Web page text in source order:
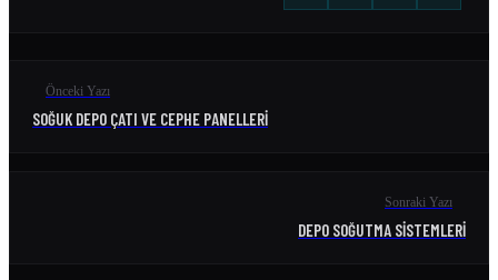
Önceki Yazı
SOĞUK DEPO ÇATI VE CEPHE PANELLERI
Sonraki Yazı
DEPO SOĞUTMA SISTEMLERI